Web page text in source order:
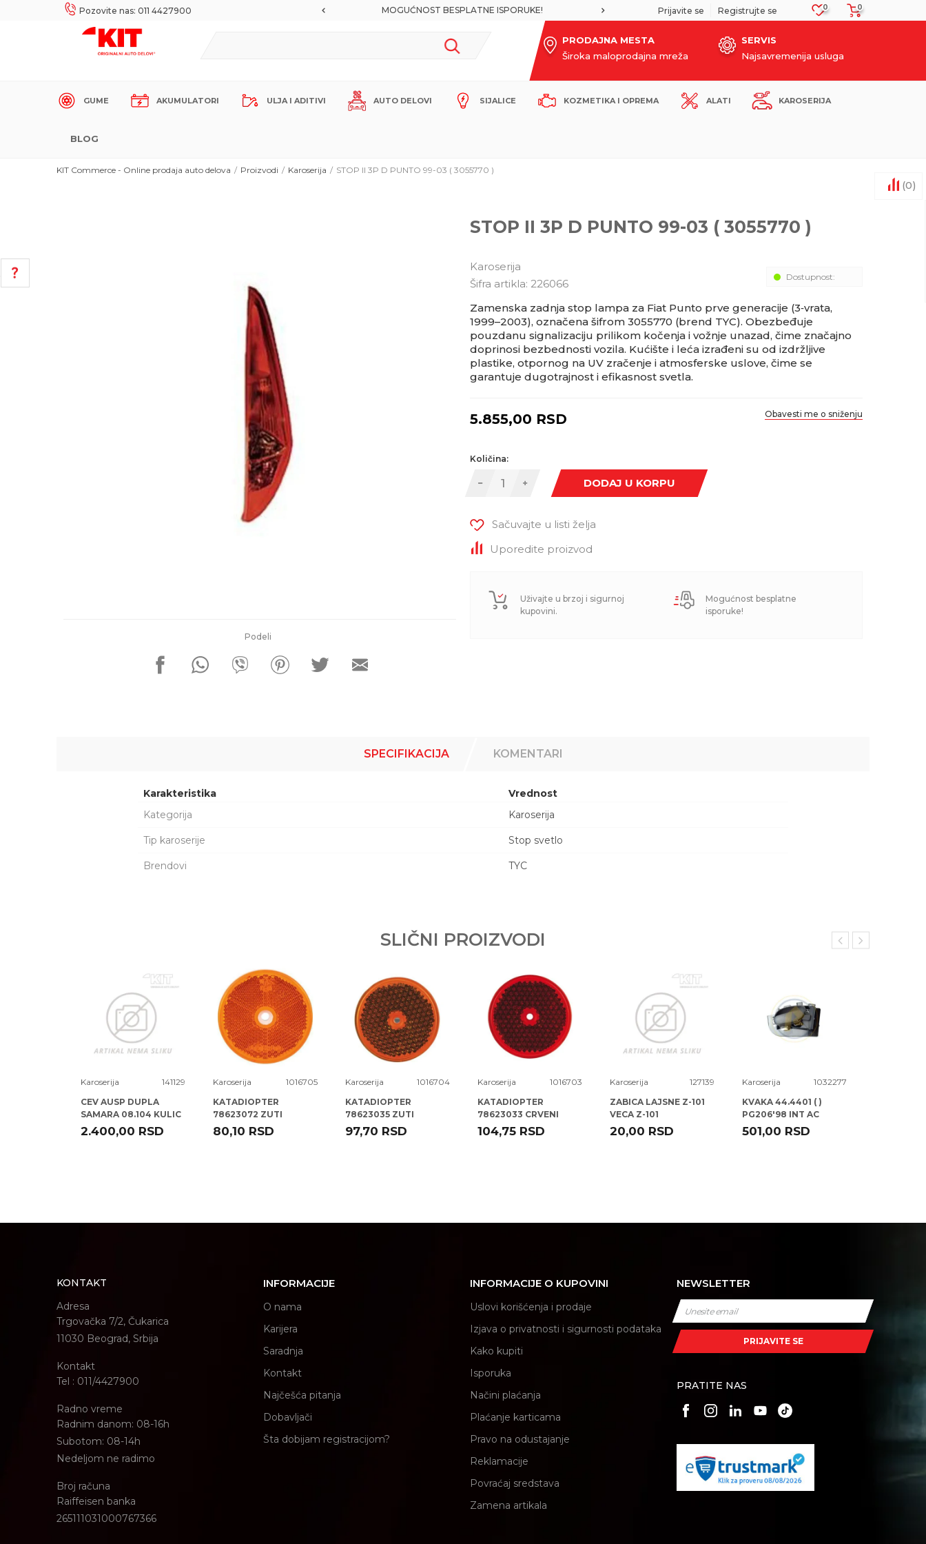
Pozovite nas: 011 4427900
SIGURNO PLAĆANJE PLATNIM KARTICAMA! MOGUĆNOST BESPLATNE ISPORUKE! SIGURNO PLAĆANJE PLATNIM KARTICAMA! 0
0
Prijavite se Registrujte se
PRODAJNA MESTA
Široka maloprodajna mreža
SERVIS
Najsavremenija usluga
GUME AKUMULATORI ULJA I ADITIVI AUTO DELOVI SIJALICE KOZMETIKA I OPREMA ALATI KAROSERIJA
BLOG
KIT Commerce - Online prodaja auto delova Proizvodi Karoserija STOP II 3P D PUNTO 99-03 ( 3055770 )
Podeli
STOP II 3P D PUNTO 99-03 ( 3055770 )
Karoserija
Šifra artikla: 226066
Dostupnost:
Zamenska zadnja stop lampa za Fiat Punto prve generacije (3‑vrata,
1999–2003), označena šifrom 3055770 (brend TYC). Obezbeđuje
pouzdanu signalizaciju prilikom kočenja i vožnje unazad, čime značajno
doprinosi bezbednosti vozila. Kućište i leća izrađeni su od izdržljive
plastike, otpornog na UV zračenje i atmosferske uslove, čime se
garantuje dugotrajnost i efikasnost svetla.
5.855,00 RSD Obavesti me o sniženju
Količina:
DODAJ U KORPU
Sačuvajte u listi želja
Uporedite proizvod
Uživajte u brzoj i sigurnoj
kupovini.
Mogućnost besplatne
isporuke!
SPECIFIKACIJA KOMENTARI
Karakteristika
Vrednost
Kategorija
Karoserija
Tip karoserije Stop svetlo
Brendovi TYC
SLIČNI PROIZVODI
Karoserija
141129
CEV AUSP DUPLA
SAMARA 08.104 KULIC
2.400,00 RSD
Karoserija
1016705
KATADIOPTER
78623072 ZUTI
OKRUGLI 60 MM ( )
ELPARTS
80,10 RSD
Karoserija
1016704
KATADIOPTER
78623035 ZUTI
OKRUGLI 82 MM ( )
ELPARTS
97,70 RSD
Karoserija
1016703
KATADIOPTER
78623033 CRVENI
OKRUGLI 82 MM ( )
ELPARTS
104,75 RSD
Karoserija
127139
ZABICA LAJSNE Z-101
VECA Z-101
20,00 RSD
Karoserija
1032277
KVAKA 44.4401 ( )
PG206'98 INT AC
ROLCAR
501,00 RSD
(0)
KONTAKT
Adresa
Trgovačka 7/2, Čukarica
11030 Beograd, Srbija
Kontakt
Tel : 011/4427900
Radno vreme
Radnim danom: 08-16h
Subotom: 08-14h
Nedeljom ne radimo
Broj računa
Raiffeisen banka
265111031000767366
INFORMACIJE
O nama
Karijera
Saradnja
Kontakt
Najčešća pitanja
Dobavljači
Šta dobijam registracijom?
INFORMACIJE O KUPOVINI
Uslovi korišćenja i prodaje
Izjava o privatnosti i sigurnosti podataka
Kako kupiti
Isporuka
Načini plaćanja
Plaćanje karticama
Pravo na odustajanje
Reklamacije
Povraćaj sredstava
Zamena artikala
NEWSLETTER
PRIJAVITE SE
PRATITE NAS